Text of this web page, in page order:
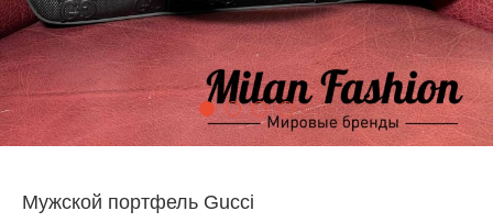
Мужской портфель Gucci